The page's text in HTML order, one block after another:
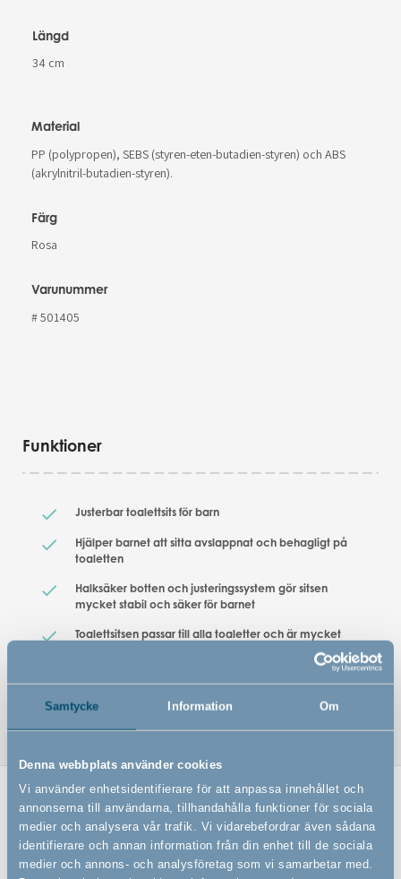
Samtycke Information Om
Denna webbplats använder cookies
Vi använder enhetsidentifierare för att anpassa innehållet och
annonserna till användarna, tillhandahålla funktioner för sociala
medier och analysera vår trafik. Vi vidarebefordrar även sådana
identifierare och annan information från din enhet till de sociala
medier och annons- och analysföretag som vi samarbetar med.
Längd
34 cm
Material
PP (polypropen), SEBS (styren-eten-butadien-styren) och ABS
(akrylnitril-butadien-styren).
Färg
Rosa
Varunummer
# 501405
Funktioner
Justerbar toalettsits för barn
Hjälper barnet att sitta avslappnat och behagligt på
toaletten
Halksäker botten och justeringssystem gör sitsen
mycket stabil och säker för barnet
Toalettsitsen passar till alla toaletter och är mycket
Gjord av PVC-fria material som är lätta att rengöra.
Relaterade produkter